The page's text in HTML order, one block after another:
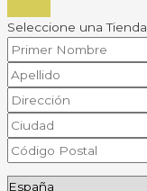
Seleccione una Tienda